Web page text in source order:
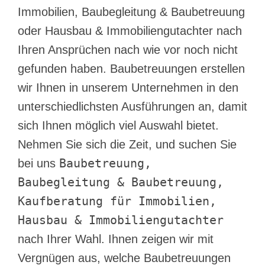
Immobilien, Baubegleitung & Baubetreuung
oder Hausbau & Immobiliengutachter nach
Ihren Ansprüchen nach wie vor noch nicht
gefunden haben. Baubetreuungen erstellen
wir Ihnen in unserem Unternehmen in den
unterschiedlichsten Ausführungen an, damit
sich Ihnen möglich viel Auswahl bietet.
Nehmen Sie sich die Zeit, und suchen Sie
bei uns Baubetreuung,
Baubegleitung & Baubetreuung,
Kaufberatung für Immobilien,
Hausbau & Immobiliengutachter
nach Ihrer Wahl. Ihnen zeigen wir mit
Vergnügen aus, welche Baubetreuungen